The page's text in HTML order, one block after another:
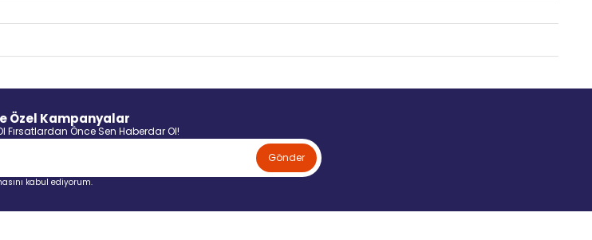
Özel Kampanyalar
Fırsatlardan Önce Sen Haberdar Ol!
Gönder
kabul ediyorum.